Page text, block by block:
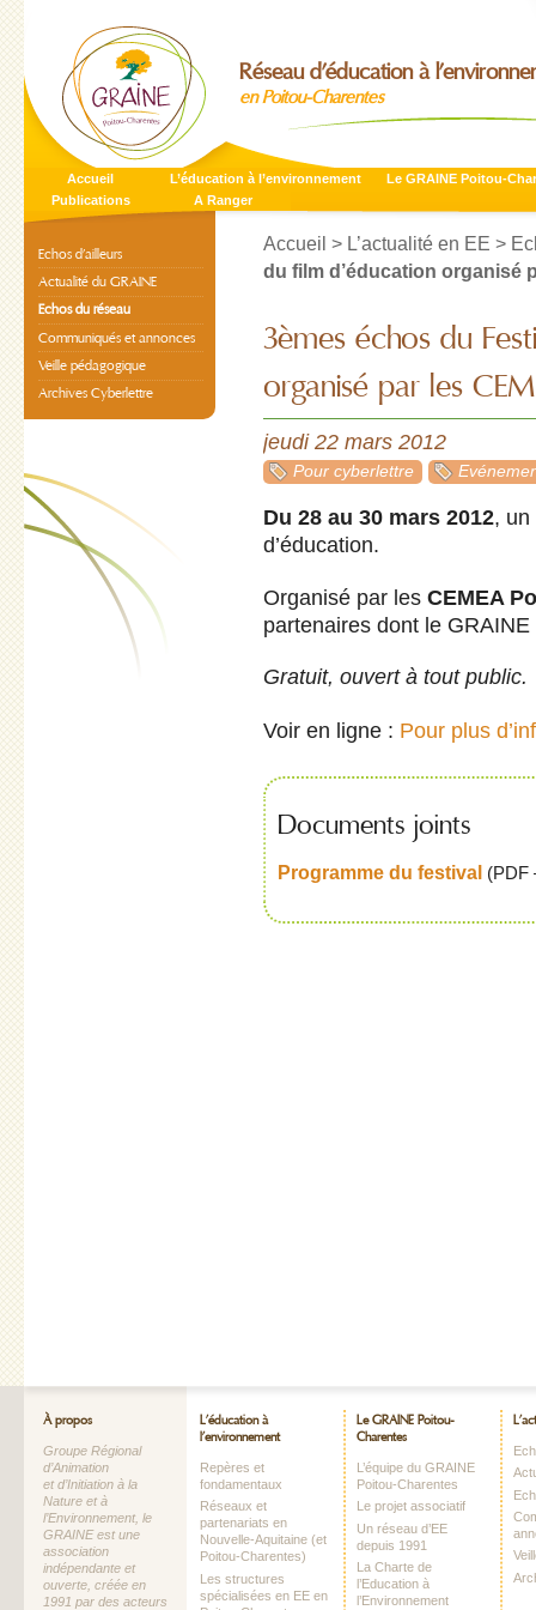
Réseau d’éducation à
en Poitou-Charentes
Accueil L’éducation à l’environnement
Le GRAINE Poitou-
Publications
A Ranger
Accueil > L’actualité en EE >
du film d’éducation organisé
3èmes échos du
organisé par les
jeudi 22 mars 2012
Pour cyberlettre
Du 28 au 30 mars 2012, un
d’éducation.
Organisé par les CEMEA
partenaires dont le
Gratuit, ouvert à tout public.
Voir en ligne : Pour plus
Documents joints
Programme du festival (PDF
Echos d’ailleurs
Actualité du GRAINE
Echos du réseau
Communiqués et annonces
Veille pédagogique
Archives Cyberlettre
À propos
Groupe Régional
d’Animation
et d’Initiation à la
Nature et à
l’Environnement, le
GRAINE est une
association
indépendante et
ouverte, créée en
1991 par des acteurs
L’éducation à
l’environnement
Repères et
fondamentaux
Réseaux et
partenariats en
Nouvelle-Aquitaine (et
Poitou-Charentes)
Les structures
spécialisées en EE en
Le GRAINE Poitou-
Charentes
L’équipe du GRAINE
Poitou-Charentes
Le projet associatif
Un réseau d’EE
depuis 1991
La Charte de
l’Education à
l’Environnement